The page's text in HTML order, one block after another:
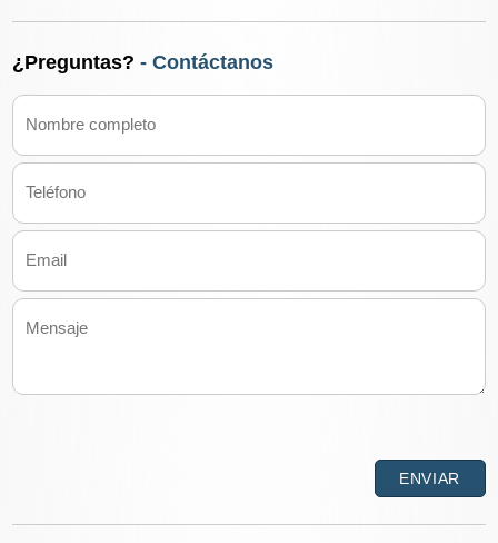
¿Preguntas? - Contáctanos